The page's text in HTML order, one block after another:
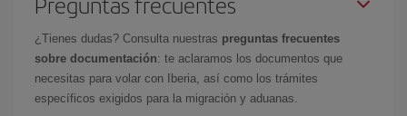
¿Tienes dudas? Consulta nuestras preguntas frecuentes
sobre documentación: te aclaramos los documentos que
necesitas para volar con Iberia, así como los trámites
específicos exigidos para la migración y aduanas.